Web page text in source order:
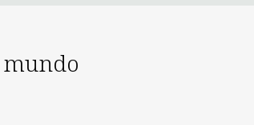
mundo